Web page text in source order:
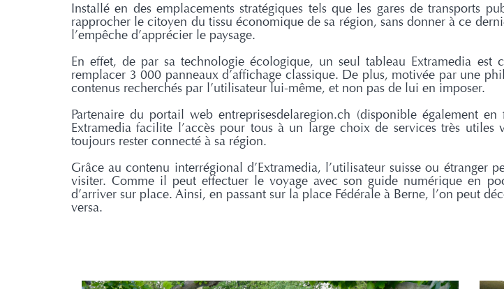
Installé en des emplacements stratégiques tels que les gares de transports
rapprocher le citoyen du tissu économique de sa région, sans donner à ce
l’empêche d’apprécier le paysage.
En effet, de par sa technologie écologique, un seul tableau Extramedia
remplacer 3 000 panneaux d’affichage classique. De plus, motivée par une
contenus recherchés par l’utilisateur lui-même, et non pas de lui en imposer.
Partenaire du portail web entreprisesdelaregion.ch (disponible également
Extramedia facilite l’accès pour tous à un large choix de services très
toujours rester connecté à sa région.
Grâce au contenu interrégional d’Extramedia, l’utilisateur suisse ou étranger
visiter. Comme il peut effectuer le voyage avec son guide numérique en
d’arriver sur place. Ainsi, en passant sur la place Fédérale à Berne, l’on peut
versa.